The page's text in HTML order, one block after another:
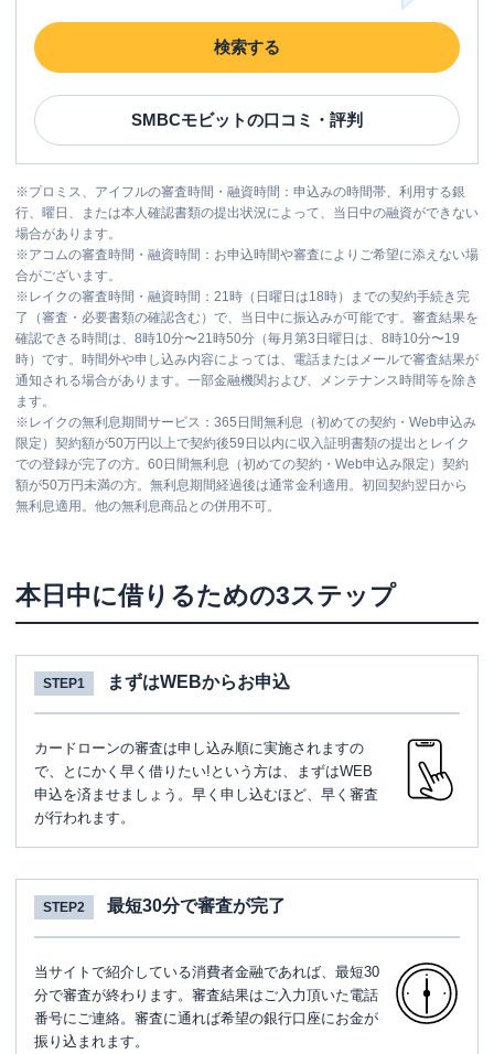
検索する
SMBCモビットの口コミ・評判
※プロミス、アイフルの審査時間・融資時間：申込みの時間帯、利用する銀
行、曜日、または本人確認書類の提出状況によって、当日中の融資ができない
場合があります。
※アコムの審査時間・融資時間：お申込時間や審査によりご希望に添えない場
合がございます。
※ レイクの審査時間・融資時間：21時（日曜日は18時）までの契約手続き完
了（審査・必要書類の確認含む）で、当日中に振込みが可能です。審査結果を
確認できる時間は、8時10分〜21時50分（毎月第3日曜日は、8時10分〜19
時）です。時間外や申し込み内容によっては、電話またはメールで審査結果が
通知される場合があります。一部金融機関および、メンテナンス時間等を除き
ます。
※ レイクの無利息期間サービス：365日間無利息（初めての契約・Web申込み
限定）契約額が50万円以上で契約後59日以内に収入証明書類の提出とレイク
での登録が完了の方。60日間無利息（初めての契約・Web申込み限定）契約
額が50万円未満の方。無利息期間経過後は通常金利適用。初回契約翌日から
無利息適用。他の無利息商品との併用不可。
本日中に借りるための3ステップ
STEP1 まずはWEBからお申込
カードローンの審査は申し込み順に実施されますの
で、とにかく早く借りたい!という方は、まずはWEB
申込を済ませましょう。早く申し込むほど、早く審査
が行われます。
STEP2 最短30分で審査が完了
当サイトで紹介している消費者金融であれば、最短30
分で審査が終わります。審査結果はご入力頂いた電話
番号にご連絡。審査に通れば希望の銀行口座にお金が
振り込まれます。